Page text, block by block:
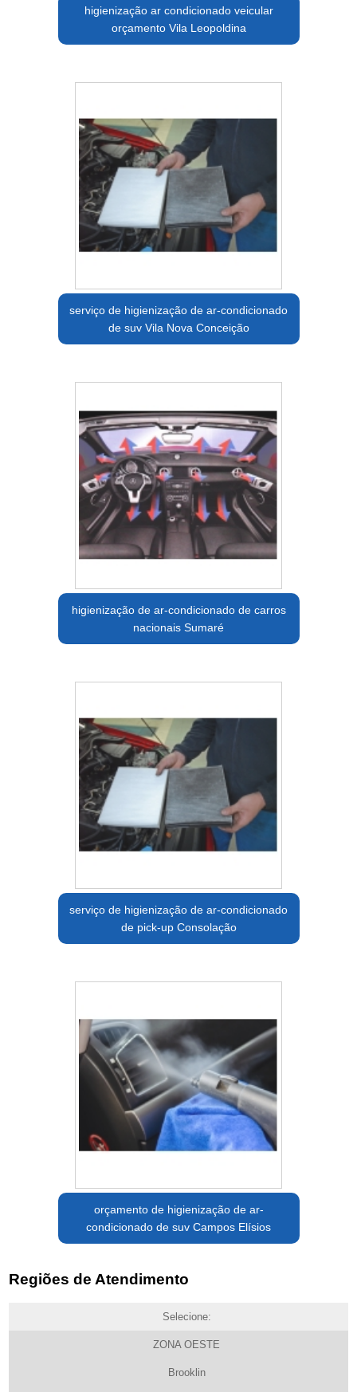
higienização ar condicionado veicular
orçamento Vila Leopoldina
serviço de higienização de ar-condicionado
de suv Vila Nova Conceição
higienização de ar-condicionado de carros
nacionais Sumaré
serviço de higienização de ar-condicionado
de pick-up Consolação
orçamento de higienização de ar-
condicionado de suv Campos Elísios
Regiões de Atendimento
Selecione:
ZONA OESTE
Brooklin